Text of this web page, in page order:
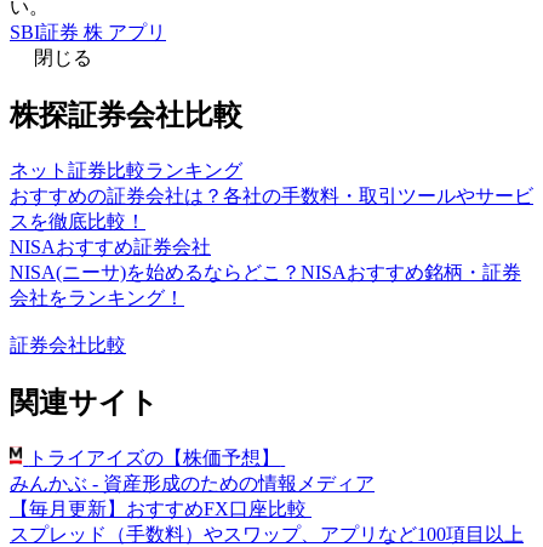
い。
SBI証券 株 アプリ
閉じる
株探証券会社比較
ネット証券比較ランキング
おすすめの証券会社は？各社の手数料・取引ツールやサービ
スを徹底比較！
NISAおすすめ証券会社
NISA(ニーサ)を始めるならどこ？NISAおすすめ銘柄・証券
会社をランキング！
証券会社比較
関連サイト
トライアイズの【株価予想】
みんかぶ - 資産形成のための情報メディア
【毎月更新】おすすめFX口座比較
スプレッド（手数料）やスワップ、アプリなど100項目以上